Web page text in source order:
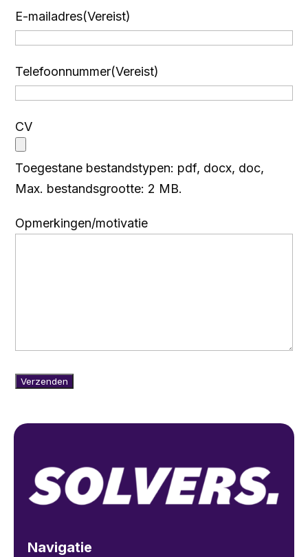
E-mailadres(Vereist)
Telefoonnummer(Vereist)
CV
Toegestane bestandstypen: pdf, docx, doc,
Max. bestandsgrootte: 2 MB.
Opmerkingen/motivatie
Verzenden
Navigatie